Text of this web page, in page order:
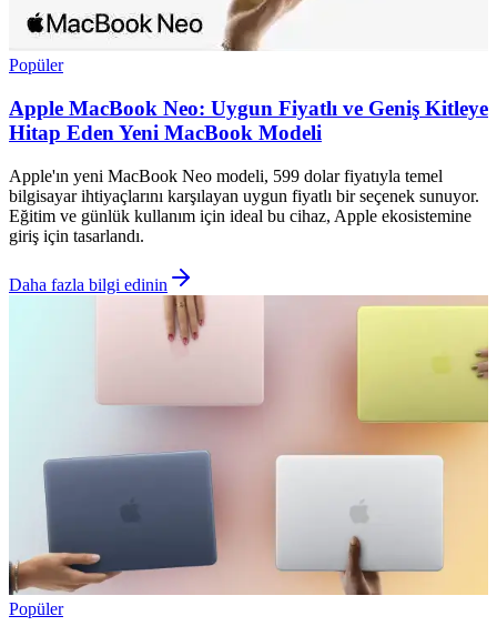
Popüler
Apple MacBook Neo: Uygun Fiyatlı ve Geniş Kitleye
Hitap Eden Yeni MacBook Modeli
Apple'ın yeni MacBook Neo modeli, 599 dolar fiyatıyla temel
bilgisayar ihtiyaçlarını karşılayan uygun fiyatlı bir seçenek sunuyor.
Eğitim ve günlük kullanım için ideal bu cihaz, Apple ekosistemine
giriş için tasarlandı.
Daha fazla bilgi edinin
Popüler